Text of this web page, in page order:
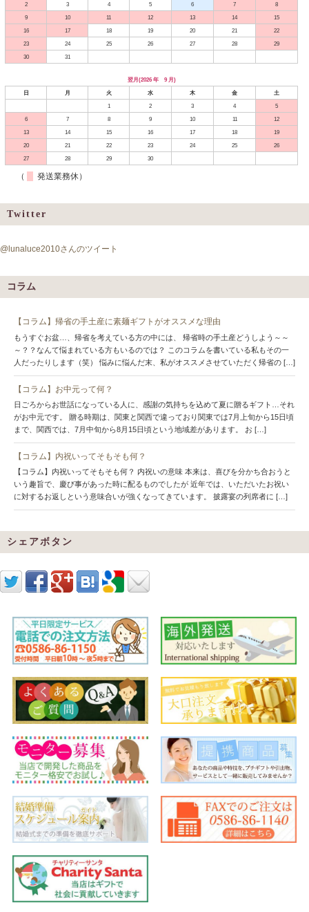
2
3 4 5 6 7
8
9
10 11 12 13 14
15
16
17 18 19 20 21
22
23
24 25 26 27 28
29
30
31
翌月(2026 年 9 月)
日
月 火 水 木 金
土
1
2 3 4
5
6
7 8 9 10 11
12
13
14 15 16 17 18
19
20
21 22 23 24 25
26
27
28 29 30
（ 発送業務休）
Twitter
@lunaluce2010さんのツイート
コラム
【コラム】帰省の手土産に素麺ギフトがオススメな理由
もうすぐお盆…、帰省を考えている方の中には、 帰省時の手土産どうしよう～～
～？？なんて悩まれている方もいるのでは？ このコラムを書いている私もその一
人だったりします（笑） 悩みに悩んだ末、私がオススメさせていただく帰省の […]
【コラム】お中元って何？
日ごろからお世話になっている人に、感謝の気持ちを込めて夏に贈るギフト…それ
がお中元です。 贈る時期は、関東と関西で違っており関東では7月上旬から15日頃
まで、関西では、7月中旬から8月15日頃という地域差があります。 お […]
【コラム】内祝いってそもそも何？
【コラム】内祝いってそもそも何？ 内祝いの意味 本来は、喜びを分かち合おうと
いう趣旨で、慶び事があった時に配るものでしたが 近年では、いただいたお祝い
に対するお返しという意味合いが強くなってきています。 披露宴の列席者に […]
シェアボタン